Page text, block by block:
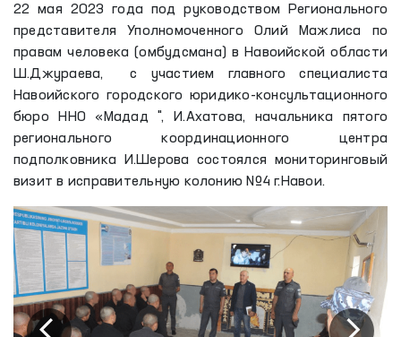
22 мая 2023 года под руководством Регионального
представителя Уполномоченного Олий Мажлиса по
правам человека (омбудсмана) в Навоийской области
Ш.Джураева, с участием главного специалиста
Навоийского городского юридико-консультационного
бюро ННО «Мадад ", И.Ахатова, начальника пятого
регионального координационного центра
подполковника И.Шерова состоялся мониторинговый
визит в исправительную колонию №4 г.Навои.